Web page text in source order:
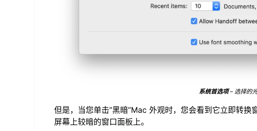
系统首选项– 选择的
但是，当您单击”黑暗”Mac 外观时，您会看到它立即转
屏幕上较暗的窗口面板上。